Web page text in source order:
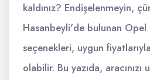
kaldınız? Endişelenmeyin,
Hasanbeyli'de bulunan Opel
seçenekleri, uygun
olabilir. Bu yazıda,